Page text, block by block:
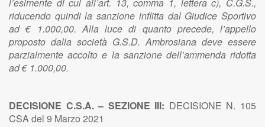
riducendo quindi la sanzione inflitta dal Giudice Sportivo
ad € 1.000,00. Alla luce di quanto precede, l’appello
proposto dalla società G.S.D. Ambrosiana deve essere
parzialmente accolto e la sanzione dell’ammenda ridotta
ad € 1.000,00.
DECISIONE C.S.A. – SEZIONE III: DECISIONE N. 105
CSA del 9 Marzo 2021